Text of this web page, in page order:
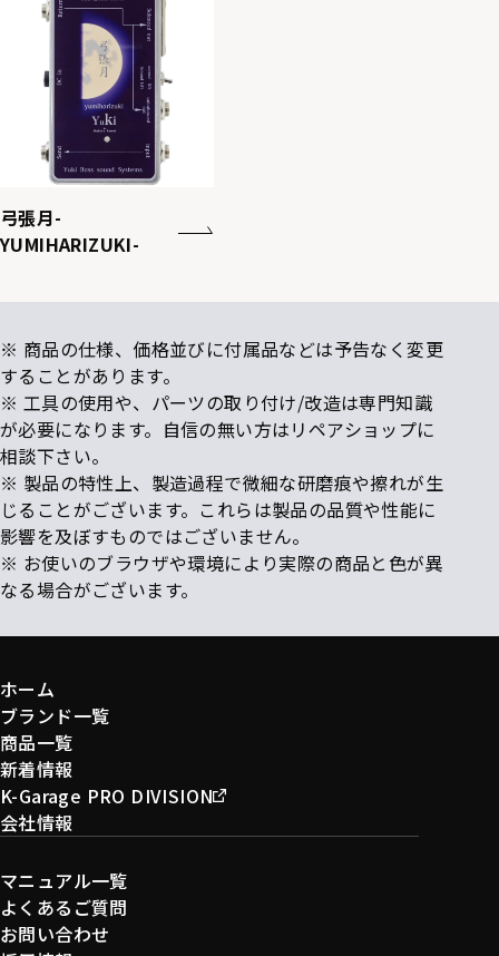
弓張月-
YUMIHARIZUKI-
※ 商品の仕様、価格並びに付属品などは予告なく変更
することがあります。
※ 工具の使用や、パーツの取り付け/改造は専門知識
が必要になります。自信の無い方はリペアショップに
相談下さい。
※ 製品の特性上、製造過程で微細な研磨痕や擦れが生
じることがございます。これらは製品の品質や性能に
影響を及ぼすものではございません。
※ お使いのブラウザや環境により実際の商品と色が異
なる場合がございます。
ホーム
ブランド一覧
商品一覧
新着情報
K-Garage PRO DIVISION
会社情報
マニュアル一覧
よくあるご質問
お問い合わせ